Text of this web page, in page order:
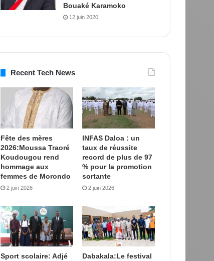
Bouaké Karamoko
12 juin 2020
Recent Tech News
Fête des mères
2026:Moussa Traoré
Koudougou rend
hommage aux
femmes de Morondo
2 juin 2026
INFAS Daloa : un
taux de réussite
record de plus de 97
% pour la promotion
sortante
2 juin 2026
Sport scolaire: Adjé
Dabakala:Le festival